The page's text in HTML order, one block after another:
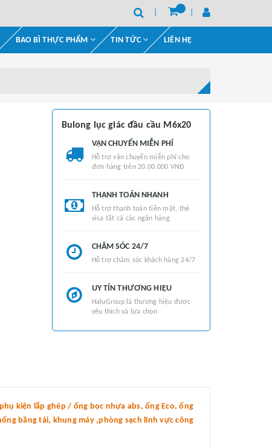
BAO BÌ THỰC PHẨM TIN TỨC LIÊN HỆ
Bulong lục giác đầu cầu M6x20
VẬN CHUYỂN MIỄN PHÍ
Hỗ trợ vận chuyển miễn phí cho
đơn hàng trên 20.00.000 VNĐ
THANH TOÁN NHANH
Hỗ trợ thanh toán tiền mặt, thẻ
visa tất cả các ngân hàng
CHĂM SÓC 24/7
Hỗ trợ chăm sóc khách hàng 24/7
UY TÍN THƯƠNG HIỆU
HaluGroup là thương hiệu được
yêu thích và lựa chọn
kiện lắp ghép / ống bọc nhựa abs, ống Eco, ống
băng tải, khung máy ,phòng sạch lĩnh vực công